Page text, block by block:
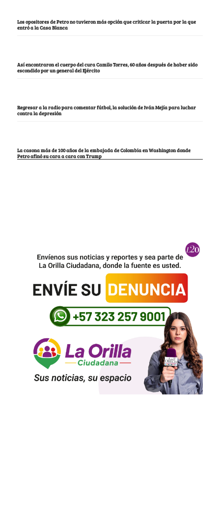
Los opositores de Petro no tuvieron más opción que criticar la puerta por la que
entró a la Casa Blanca
Así encontraron el cuerpo del cura Camilo Torres, 60 años después de haber sido
escondido por un general del Ejército
Regresar a la radio para comentar fútbol, la solución de Iván Mejía para luchar
contra la depresión
La casona más de 100 años de la embajada de Colombia en Washington donde
Petro afinó su cara a cara con Trump